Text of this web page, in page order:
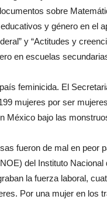
sobre
y género en el
y “Actitudes y
en escuelas
feminicida. El
mujeres por ser
México bajo las
fueron de mal en peor
del Instituto
la fuerza laboral,
Por una mujer en los